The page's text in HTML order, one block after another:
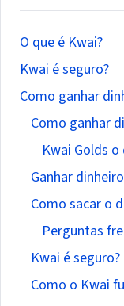
O que é Kwai?
Kwai é seguro?
Como ganhar
Como ganhar
Kwai Golds
Ganhar
Como sacar o
Perguntas
Kwai é seguro?
Como o Kwai